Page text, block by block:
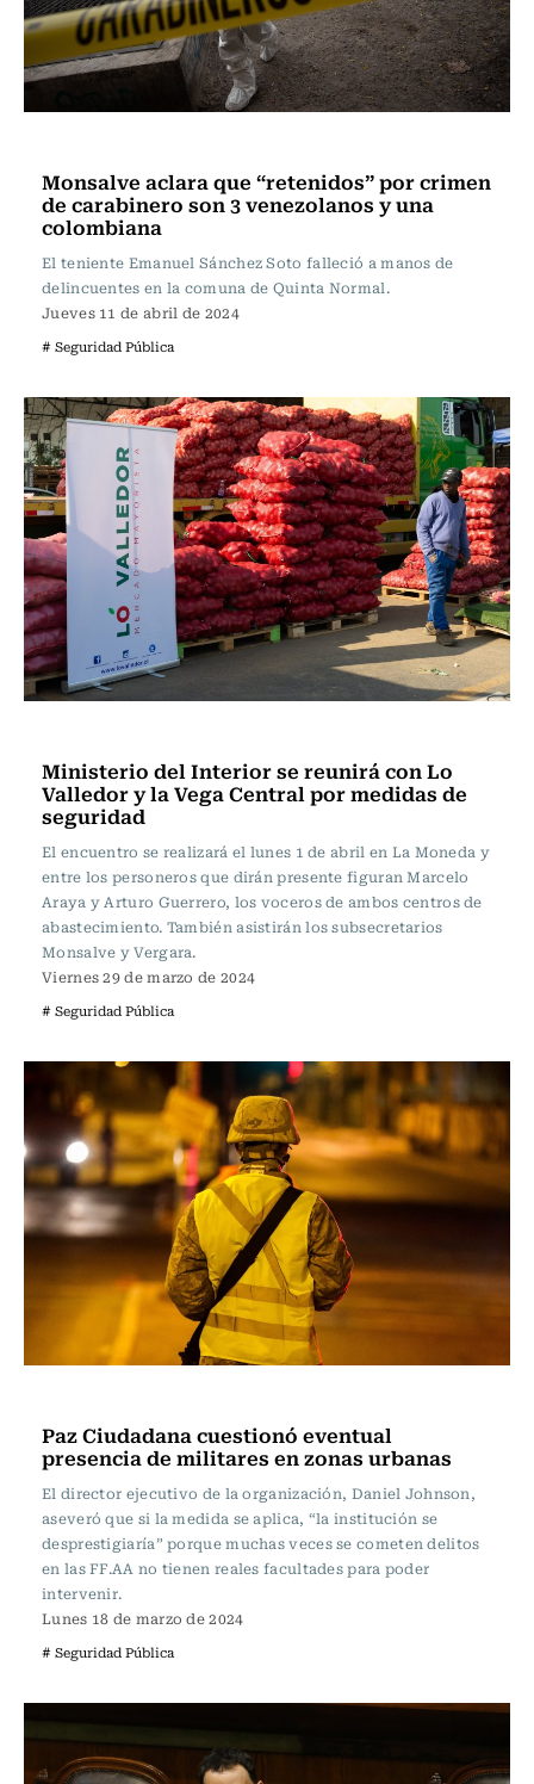
Monsalve aclara que “retenidos” por crimen
de carabinero son 3 venezolanos y una
colombiana
El teniente Emanuel Sánchez Soto falleció a manos de
delincuentes en la comuna de Quinta Normal.
Jueves 11 de abril de 2024
# Seguridad Pública
Ministerio del Interior se reunirá con Lo
Valledor y la Vega Central por medidas de
seguridad
El encuentro se realizará el lunes 1 de abril en La Moneda y
entre los personeros que dirán presente figuran Marcelo
Araya y Arturo Guerrero, los voceros de ambos centros de
abastecimiento. También asistirán los subsecretarios
Monsalve y Vergara.
Viernes 29 de marzo de 2024
# Seguridad Pública
Paz Ciudadana cuestionó eventual
presencia de militares en zonas urbanas
El director ejecutivo de la organización, Daniel Johnson,
aseveró que si la medida se aplica, “la institución se
desprestigiaría” porque muchas veces se cometen delitos
en las FF.AA no tienen reales facultades para poder
intervenir.
Lunes 18 de marzo de 2024
# Seguridad Pública